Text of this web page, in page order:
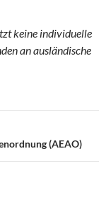
keine individuelle
an ausländische
(AEAO)